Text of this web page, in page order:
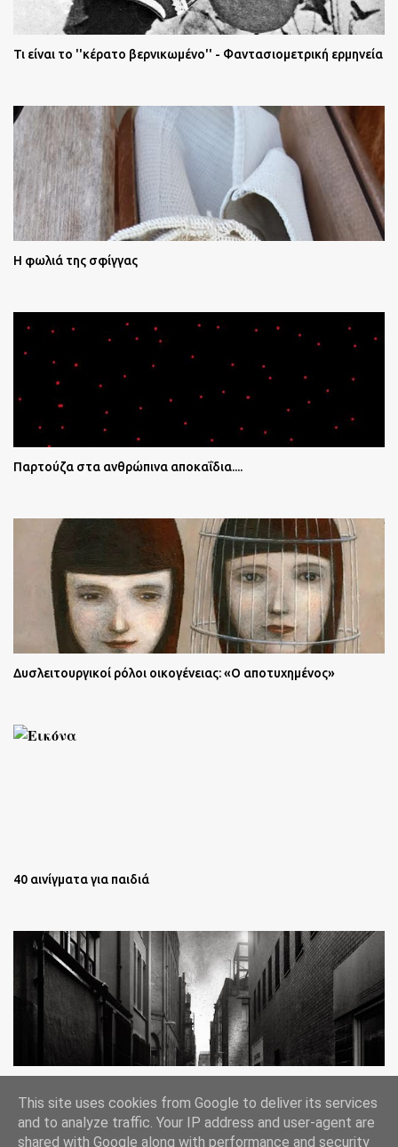
Τι είναι το ''κέρατο βερνικωμένο'' - Φαντασιομετρική ερμηνεία
Η φωλιά της σφίγγας
Παρτούζα στα ανθρώπινα αποκαΐδια....
Δυσλειτουργικοί ρόλοι οικογένειας: «Ο αποτυχημένος»
40 αινίγματα για παιδιά
Lee Jeffries
This site uses cookies from Google to deliver its services
and to analyze traffic. Your IP address and user-agent are
shared with Google along with performance and security